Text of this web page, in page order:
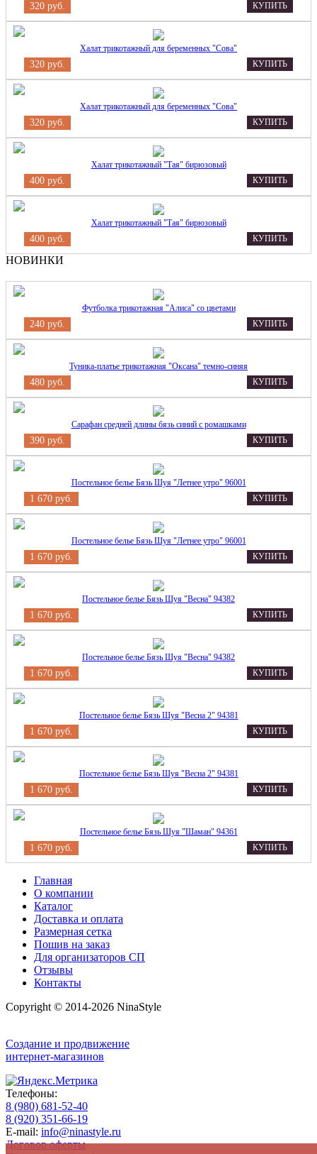
320 руб. КУПИТЬ
Халат трикотажный для беременных "Сова"
320 руб. КУПИТЬ
Халат трикотажный для беременных "Сова"
320 руб. КУПИТЬ
Халат трикотажный "Тая" бирюзовый
400 руб. КУПИТЬ
Халат трикотажный "Тая" бирюзовый
400 руб. КУПИТЬ
НОВИНКИ
Футболка трикотажная "Алиса" со цветами
240 руб. КУПИТЬ
Туника-платье трикотажная "Оксана" темно-синяя
480 руб. КУПИТЬ
Сарафан средней длины бязь синий с ромашками
390 руб. КУПИТЬ
Постельное белье Бязь Шуя "Летнее утро" 96001
1 670 руб. КУПИТЬ
Постельное белье Бязь Шуя "Летнее утро" 96001
1 670 руб. КУПИТЬ
Постельное белье Бязь Шуя "Весна" 94382
1 670 руб. КУПИТЬ
Постельное белье Бязь Шуя "Весна" 94382
1 670 руб. КУПИТЬ
Постельное белье Бязь Шуя "Весна 2" 94381
1 670 руб. КУПИТЬ
Постельное белье Бязь Шуя "Весна 2" 94381
1 670 руб. КУПИТЬ
Постельное белье Бязь Шуя "Шаман" 94361
1 670 руб. КУПИТЬ
Главная
О компании
Каталог
Доставка и оплата
Размерная сетка
Пошив на заказ
Для организаторов СП
Отзывы
Контакты
Copyright © 2014-2026 NinaStyle
Создание и продвижение
интернет-магазинов
Телефоны:
8 (980) 681-52-40
8 (920) 351-66-19
E-mail: info@ninastyle.ru
Договор оферты